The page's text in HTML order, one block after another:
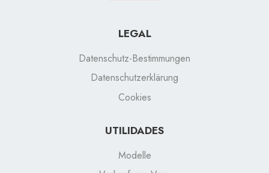
LEGAL
Datenschutz-Bestimmungen
Datenschutzerklärung
Cookies
UTILIDADES
Modelle